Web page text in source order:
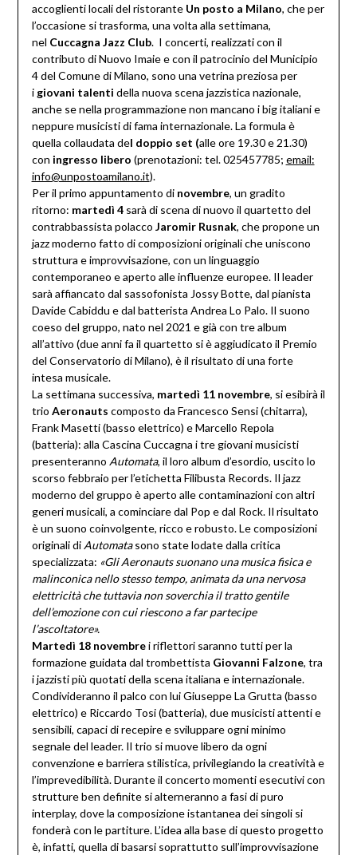
accoglienti locali del ristorante Un posto a Milano, che per
l’occasione si trasforma, una volta alla settimana,
nel Cuccagna Jazz Club. I concerti, realizzati con il
contributo di Nuovo Imaie e con il patrocinio del Municipio
4 del Comune di Milano, sono una vetrina preziosa per
i giovani talenti della nuova scena jazzistica nazionale,
anche se nella programmazione non mancano i big italiani e
neppure musicisti di fama internazionale. La formula è
quella collaudata del doppio set (alle ore 19.30 e 21.30)
con ingresso libero (prenotazioni: tel. 025457785; email:
info@unpostoamilano.it).
Per il primo appuntamento di novembre, un gradito
ritorno: martedì 4sarà di scena di nuovo il quartetto del
contrabbassista polacco Jaromir Rusnak, che propone un
jazz moderno fatto di composizioni originali che uniscono
struttura e improvvisazione, con un linguaggio
contemporaneo e aperto alle influenze europee. Il leader
sarà affiancato dal sassofonista Jossy Botte, dal pianista
Davide Cabiddu e dal batterista Andrea Lo Palo. Il suono
coeso del gruppo, nato nel 2021 e già con tre album
all’attivo (due anni fa il quartetto si è aggiudicato il Premio
del Conservatorio di Milano), è il risultato di una forte
intesa musicale.
La settimana successiva, martedì 11 novembre, si esibirà il
trio Aeronauts composto da Francesco Sensi (chitarra),
Frank Masetti (basso elettrico) e Marcello Repola
(batteria): alla Cascina Cuccagna i tre giovani musicisti
presenteranno Automata, il loro album d’esordio, uscito lo
scorso febbraio per l’etichetta Filibusta Records. Il jazz
moderno del gruppo è aperto alle contaminazioni con altri
generi musicali, a cominciare dal Pop e dal Rock. Il risultato
è un suono coinvolgente, ricco e robusto. Le composizioni
originali di Automatasono state lodate dalla critica
specializzata: «Gli Aeronauts suonano una musica fisica e
malinconica nello stesso tempo, animata da una nervosa
elettricità che tuttavia non soverchia il tratto gentile
dell’emozione con cui riescono a far partecipe
l’ascoltatore».
Martedì 18 novembrei riflettori saranno tutti per la
formazione guidata dal trombettista Giovanni Falzone, tra
i jazzisti più quotati della scena italiana e internazionale.
Condivideranno il palco con lui Giuseppe La Grutta (basso
elettrico) e Riccardo Tosi (batteria), due musicisti attenti e
sensibili, capaci di recepire e sviluppare ogni minimo
segnale del leader. Il trio si muove libero da ogni
convenzione e barriera stilistica, privilegiando la creatività e
l’imprevedibilità. Durante il concerto momenti esecutivi con
strutture ben definite si alterneranno a fasi di puro
interplay, dove la composizione istantanea dei singoli si
fonderà con le partiture. L’idea alla base di questo progetto
è, infatti, quella di basarsi soprattutto sull’improvvisazione